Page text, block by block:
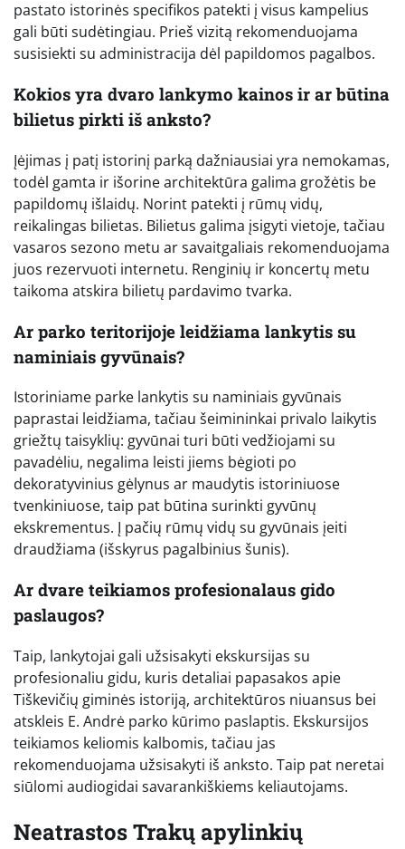
pastato istorinės specifikos patekti į visus kampelius
gali būti sudėtingiau. Prieš vizitą rekomenduojama
susisiekti su administracija dėl papildomos pagalbos.
Kokios yra dvaro lankymo kainos ir ar būtina
bilietus pirkti iš anksto?
Įėjimas į patį istorinį parką dažniausiai yra nemokamas,
todėl gamta ir išorine architektūra galima grožėtis be
papildomų išlaidų. Norint patekti į rūmų vidų,
reikalingas bilietas. Bilietus galima įsigyti vietoje, tačiau
vasaros sezono metu ar savaitgaliais rekomenduojama
juos rezervuoti internetu. Renginių ir koncertų metu
taikoma atskira bilietų pardavimo tvarka.
Ar parko teritorijoje leidžiama lankytis su
naminiais gyvūnais?
Istoriniame parke lankytis su naminiais gyvūnais
paprastai leidžiama, tačiau šeimininkai privalo laikytis
griežtų taisyklių: gyvūnai turi būti vedžiojami su
pavadėliu, negalima leisti jiems bėgioti po
dekoratyvinius gėlynus ar maudytis istoriniuose
tvenkiniuose, taip pat būtina surinkti gyvūnų
ekskrementus. Į pačių rūmų vidų su gyvūnais įeiti
draudžiama (išskyrus pagalbinius šunis).
Ar dvare teikiamos profesionalaus gido
paslaugos?
Taip, lankytojai gali užsisakyti ekskursijas su
profesionaliu gidu, kuris detaliai papasakos apie
Tiškevičių giminės istoriją, architektūros niuansus bei
atskleis E. Andrė parko kūrimo paslaptis. Ekskursijos
teikiamos keliomis kalbomis, tačiau jas
rekomenduojama užsisakyti iš anksto. Taip pat neretai
siūlomi audiogidai savarankiškiems keliautojams.
Neatrastos Trakų apylinkių